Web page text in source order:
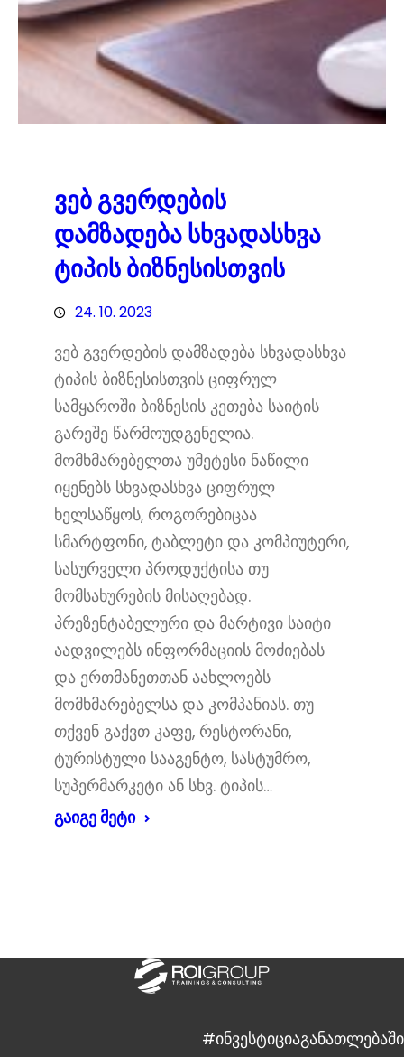
ვებ გვერდების
დამზადება სხვადასხვა
ტიპის ბიზნესისთვის
24. 10. 2023
ვებ გვერდების დამზადება სხვადასხვა
ტიპის ბიზნესისთვის ციფრულ
სამყაროში ბიზნესის კეთება საიტის
გარეშე წარმოუდგენელია.
მომხმარებელთა უმეტესი ნაწილი
იყენებს სხვადასხვა ციფრულ
ხელსაწყოს, როგორებიცაა
სმარტფონი, ტაბლეტი და კომპიუტერი,
სასურველი პროდუქტისა თუ
მომსახურების მისაღებად.
პრეზენტაბელური და მარტივი საიტი
აადვილებს ინფორმაციის მოძიებას
და ერთმანეთთან აახლოებს
მომხმარებელსა და კომპანიას. თუ
თქვენ გაქვთ კაფე, რესტორანი,
ტურისტული სააგენტო, სასტუმრო,
სუპერმარკეტი ან სხვ. ტიპის…
გაიგე მეტი
#ინვესტიციაგანათლებაში